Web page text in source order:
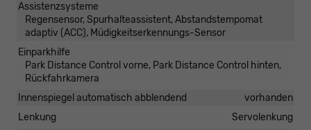
Assistenzsysteme
Regensensor, Spurhalteassistent, Abstandstempomat
adaptiv (ACC), Müdigkeitserkennungs-Sensor
Einparkhilfe
Park Distance Control vorne, Park Distance Control hinten,
Rückfahrkamera
Innenspiegel automatisch abblendend
vorhanden
Lenkung
Servolenkung